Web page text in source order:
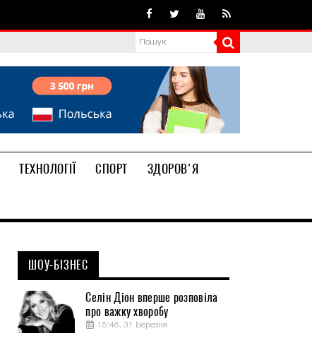
ТЕХНОЛОГІЇ СПОРТ
ЗДОРОВ'Я
ШОУ-БІЗНЕС
Селін Діон вперше розповіла
про важку хворобу
15:46, 31 Березня